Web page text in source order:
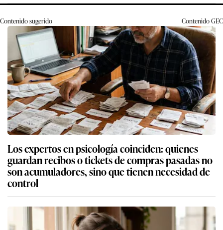
Contenido sugerido ContenidoGEC
Los expertos en psicología coinciden: quienes
guardan recibos o tickets de compras pasadas no
son acumuladores, sino que tienen necesidad de
control